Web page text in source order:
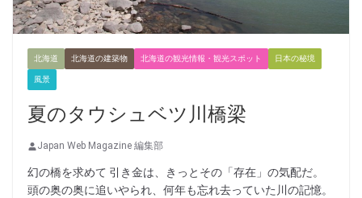
北海道 北海道の建築物 北海道の観光情報・観光スポット 日本の秘境
風景
夏のタウシュベツ川橋梁
Japan Web Magazine 編集部
幻の橋を求めて 引き金は、きっとその「存在」の気配だ。
頭の奥の奥に追いやられ、何年も忘れ去っていた川の記憶。